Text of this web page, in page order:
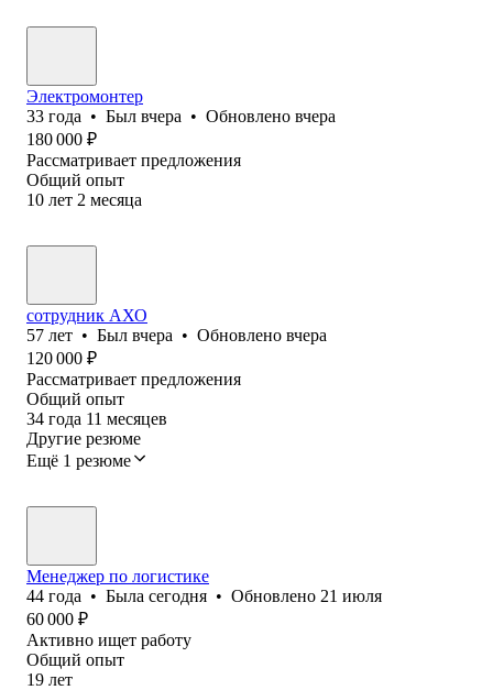
Электромонтер
33 года • Был вчера • Обновлено вчера
180 000 ₽
Рассматривает предложения
Общий опыт
10 лет 2 месяца
сотрудник АХО
57 лет • Был вчера • Обновлено вчера
120 000 ₽
Рассматривает предложения
Общий опыт
34 года 11 месяцев
Другие резюме
Ещё 1 резюме
Менеджер по логистике
44 года • Была сегодня • Обновлено 21 июля
60 000 ₽
Активно ищет работу
Общий опыт
19 лет